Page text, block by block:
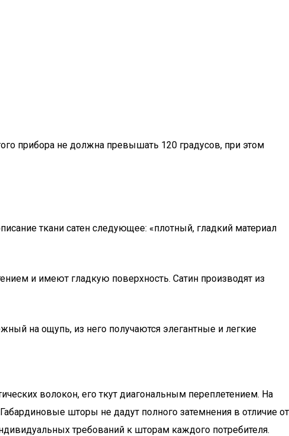
прибора не должна превышать 120 градусов, при этом
ткани сатен следующее: «плотный, гладкий материал
и имеют гладкую поверхность. Сатин производят из
на ощупь, из него получаются элегантные и легкие
волокон, его ткут диагональным переплетением. На
шторы не дадут полного затемнения в отличие от
требований к шторам каждого потребителя.